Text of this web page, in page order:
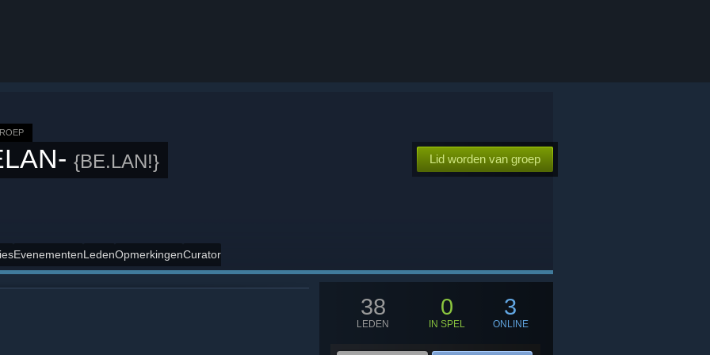
{BE.LAN!} Lid worden van groep
EvenementenLedenOpmerkingenCurator
38
LEDEN
0
IN SPEL
3
ONLINE